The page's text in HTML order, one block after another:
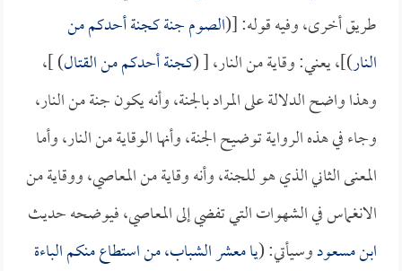
طريق أخرى، وفيه قوله: [(الصوم جنة كجنة أحدكم من
النار)]، يعني: وقاية من النار، [ (كجنة أحدكم من القتال) ]،
وهذا واضح الدلالة على المراد بالجنة، وأنه يكون جنة من النار،
وجاء في هذه الرواية توضيح الجنة، وأنها الوقاية من النار، وأما
المعنى الثاني الذي هو للجنة، وأنه وقاية من المعاصي، ووقاية من
الانغماس في الشهوات التي تفضي إلى المعاصي، فيوضحه حديث
ابن مسعودوسيأتي: (يا معشر الشباب، من استطاع منكم الباءة